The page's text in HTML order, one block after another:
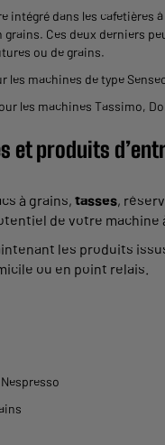
intégré dans les cafetières
grains. Ces deux derniers
ou de grains.
les machines de type
les machines Tassimo,
et produits
à grains, tasses,
de votre machine
les produits
ou en point relais.